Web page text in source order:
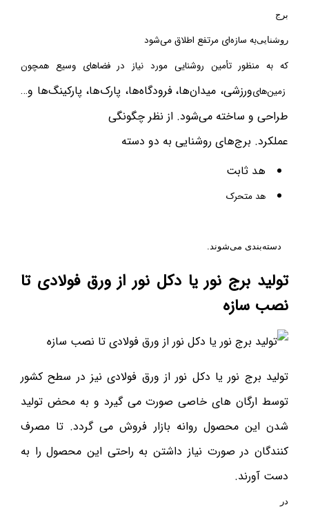
برج
روشناییبه سازه‌ای مرتفع اطلاق می‌شود
که به منظور تأمین روشنایی مورد نیاز در فضاهای وسیع همچون
زمین‌هایورزشی، میدان‌ها، فرودگاه‌ها، پارک‌ها، پارکینگ‌ها و…
طراحی و ساخته می‌شود. از نظر چگونگی
عملکرد. برج‌های روشنایی به دو دسته
هد ثابت
هد متحرک
دسته‌بندی می‌شوند.
تولید برج نور یا دکل نور از ورق فولادی تا
نصب سازه
تولید برج نور یا دکل نور از ورق فولادی نیز در سطح کشور
توسط ارگان های خاصی صورت می گیرد و به محض تولید
شدن این محصول روانه بازار فروش می گردد. تا مصرف
کنندگان در صورت نیاز داشتن به راحتی این محصول را به
دست آورند.
در